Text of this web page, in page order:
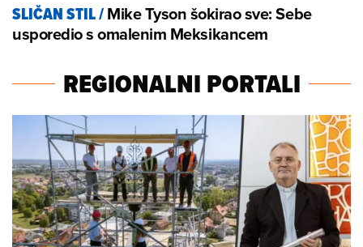
SLIČAN STIL/Mike Tyson šokirao sve: Sebe
usporedio s omalenim Meksikancem
REGIONALNI PORTALI